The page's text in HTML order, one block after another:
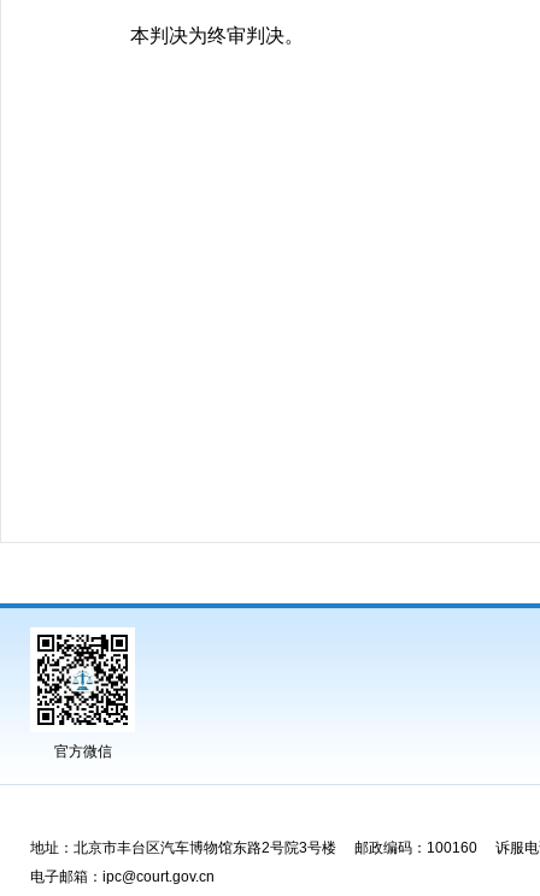
本判决为终审判决。
官方微信
地址：北京市丰台区汽车博物馆东路2号院3号楼 邮政编码：100160 诉服
电子邮箱：ipc@court.gov.cn